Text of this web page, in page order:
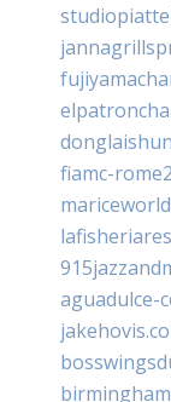
fiamc-
aguadulce-